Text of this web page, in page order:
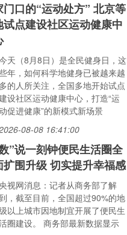
门口的“运动处方” 北京等
试点建设社区运动健康中
天（8月8日）是全民健身日，这
年，如何科学地健身已被越来越
多的人所关注，全国多地开始试点
设社区运动健康中心，打造“运
促进健康”的新模式新场景
08-08 16:41:00
”说一刻钟便民生活圈全
扩围升级 切实提升幸福感
视网消息：记者从商务部了解
，截至目前，全国超过90%的地
以上城市因地制宜开展了便民生
圈建设。 商务部最新数据显示